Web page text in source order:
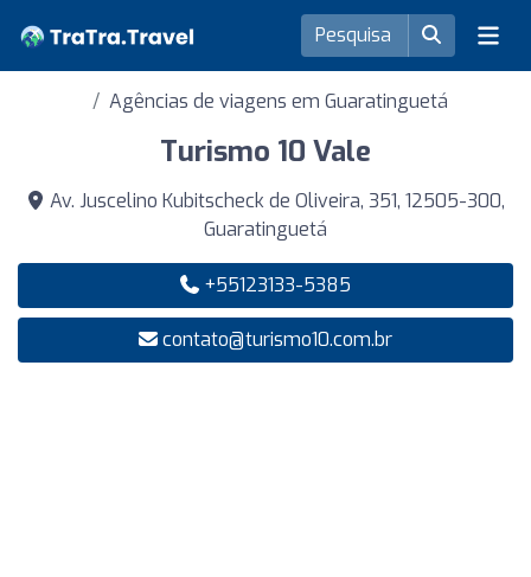
Agências de viagens em Guaratinguetá
Turismo 10 Vale
Av. Juscelino Kubitscheck de Oliveira, 351, 12505-300,
Guaratinguetá
+55123133-5385
contato@turismo10.com.br